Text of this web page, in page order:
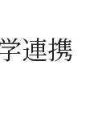
連携